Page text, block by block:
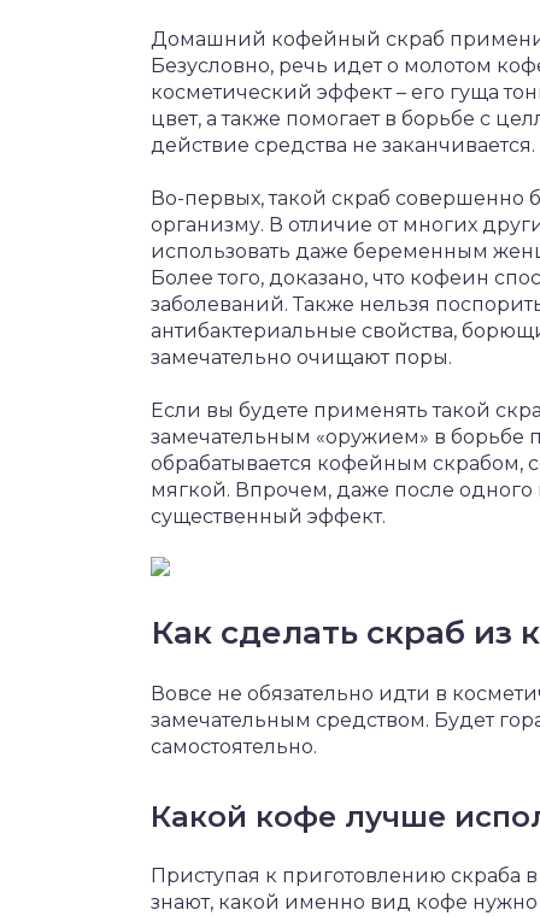
Домашний кофейный скраб
Безусловно, речь идет о молотом
косметический эффект – его гуща
цвет, а также помогает в борьбе с
действие средства не заканчивается.
Во-первых, такой скраб совершенно
организму. В отличие от многих
использовать даже беременным
Более того, доказано, что кофеин
заболеваний. Также нельзя
антибактериальные свойства,
замечательно очищают поры.
Если вы будете применять такой
замечательным «оружием» в борьбе
обрабатывается кофейным скрабом,
мягкой. Впрочем, даже после одного
существенный эффект.
Как сделать скраб из
Вовсе не обязательно идти в
замечательным средством. Будет
самостоятельно.
Какой кофе лучше
Приступая к приготовлению скраба
знают, какой именно вид кофе нужно